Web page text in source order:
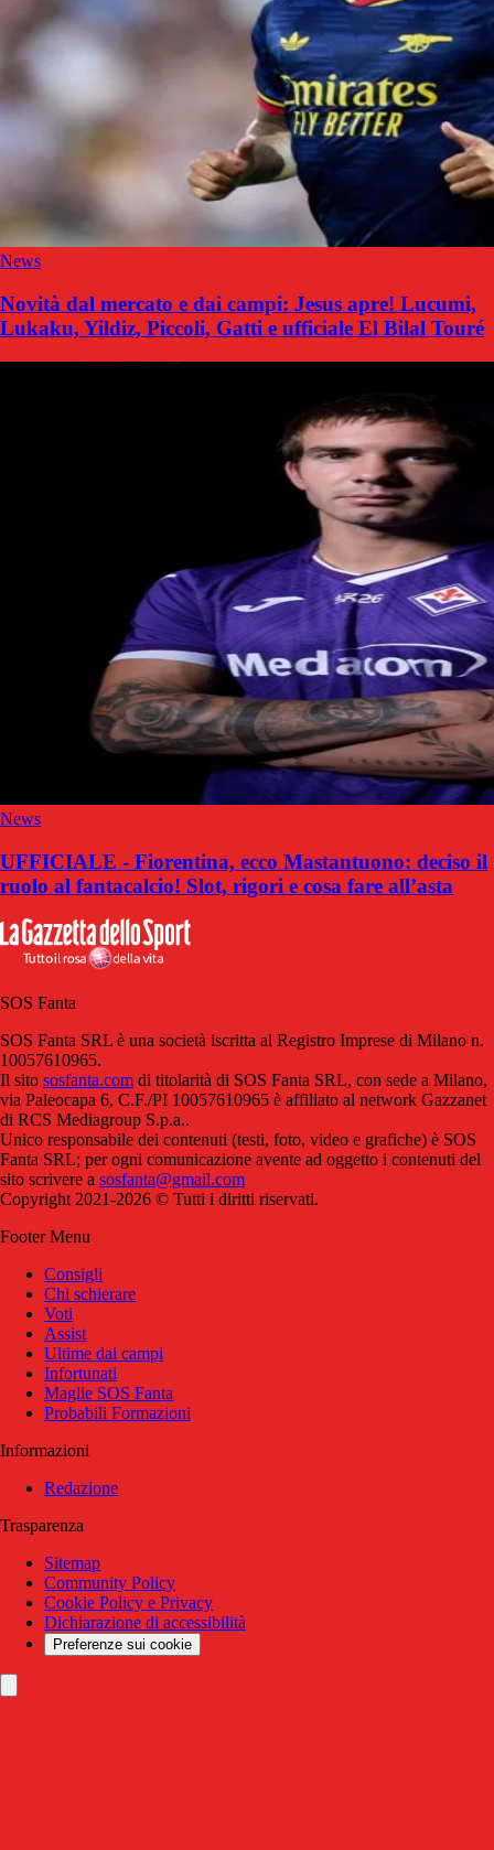
News
Novità dal mercato e dai campi: Jesus apre! Lucumi,
Lukaku, Yildiz, Piccoli, Gatti e ufficiale El Bilal Touré
News
UFFICIALE - Fiorentina, ecco Mastantuono: deciso il
ruolo al fantacalcio! Slot, rigori e cosa fare all’asta
SOS Fanta
SOS Fanta SRL è una società iscritta al Registro Imprese di Milano n.
10057610965.
Il sito sosfanta.com di titolarità di SOS Fanta SRL, con sede a Milano,
via Paleocapa 6, C.F./PI 10057610965 è affiliato al network Gazzanet
di RCS Mediagroup S.p.a..
Unico responsabile dei contenuti (testi, foto, video e grafiche) è SOS
Fanta SRL; per ogni comunicazione avente ad oggetto i contenuti del
sito scrivere a sosfanta@gmail.com
Copyright 2021-2026 © Tutti i diritti riservati.
Footer Menu
Consigli
Chi schierare
Voti
Assist
Ultime dai campi
Infortunati
Maglie SOS Fanta
Probabili Formazioni
Informazioni
Redazione
Trasparenza
Sitemap
Community Policy
Cookie Policy e Privacy
Dichiarazione di accessibilità
Preferenze sui cookie